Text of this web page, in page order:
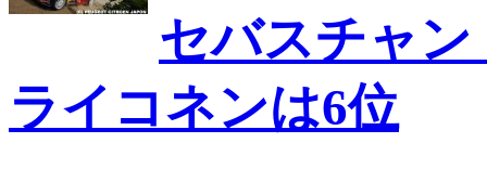
セバスチャ
ライコネンは6位